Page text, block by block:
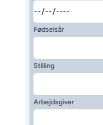
Fødselsår
Stilling
Arbejdsgiver